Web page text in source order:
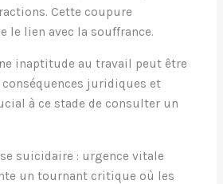
Cette coupure
le lien avec la souffrance.
inaptitude au travail peut être
conséquences juridiques et
à ce stade de consulter un
suicidaire : urgence vitale
un tournant critique où les